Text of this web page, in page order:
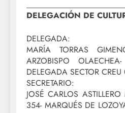
DELEGACIÓN DE
DELEGADA:
MARÍA TORRAS
ARZOBISPO
DELEGADA SECTOR CREU
SECRETARIO:
JOSÉ CARLOS
354- MARQUÉS DE